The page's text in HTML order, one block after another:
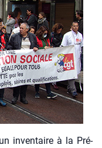
inven­taire à la Pré­